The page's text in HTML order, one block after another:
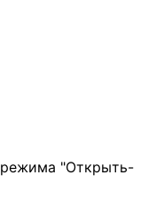
"Открыть-